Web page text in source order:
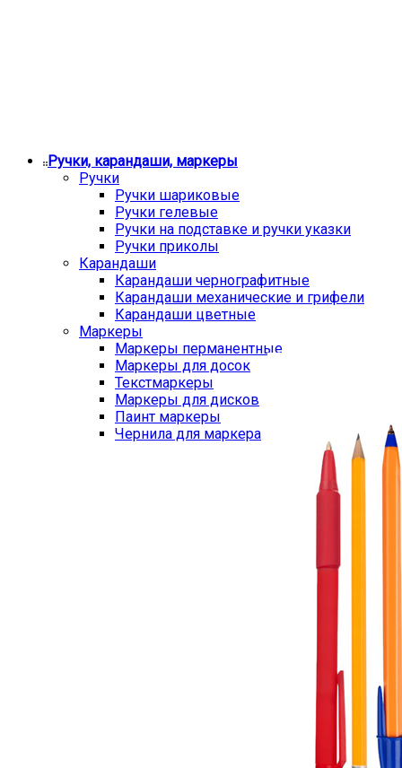
Ручки, карандаши, маркеры
Ручки
Ручки шариковые
Ручки гелевые
Ручки на подставке и ручки указки
Ручки приколы
Карандаши
Карандаши чернографитные
Карандаши механические и грифели
Карандаши цветные
Маркеры
Маркеры перманентные
Маркеры для досок
Текстмаркеры
Маркеры для дисков
Паинт маркеры
Чернила для маркера